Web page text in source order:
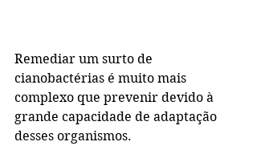
Remediar um surto de
cianobactérias é muito mais
complexo que prevenir devido à
grande capacidade de adaptação
desses organismos.